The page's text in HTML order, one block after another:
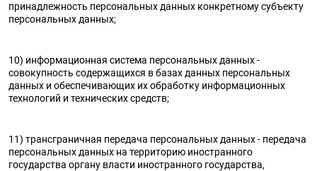
принадлежность персональных данных конкретному субъекту
персональных данных;
10) информационная система персональных данных -
совокупность содержащихся в базах данных персональных
данных и обеспечивающих их обработку информационных
технологий и технических средств;
11) трансграничная передача персональных данных - передача
персональных данных на территорию иностранного
государства органу власти иностранного государства,